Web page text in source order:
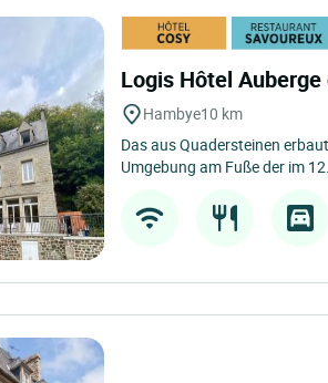
Logis Hôtel Auberge
Hambye10 km
Das aus Quadersteinen
Umgebung am Fuße der im